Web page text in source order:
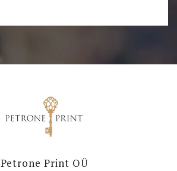
Petrone Print OÜ